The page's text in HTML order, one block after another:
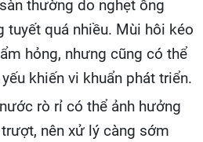
thường do nghẹt ống
tuyết quá nhiều. Mùi hôi kéo
hỏng, nhưng cũng có thể
khiến vi khuẩn phát triển.
rò rỉ có thể ảnh hưởng
nên xử lý càng sớm